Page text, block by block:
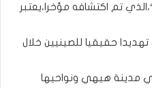
تم اكتشافه مؤخرا،يعتبر
حقيقيا للصينيين خلال
مدينة هيهي ونواحيها